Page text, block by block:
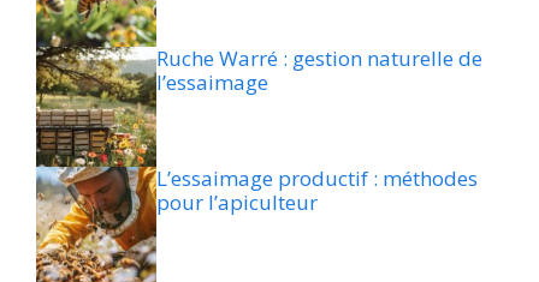
Ruche Warré : gestion naturelle de
l’essaimage
L’essaimage productif : méthodes
pour l’apiculteur